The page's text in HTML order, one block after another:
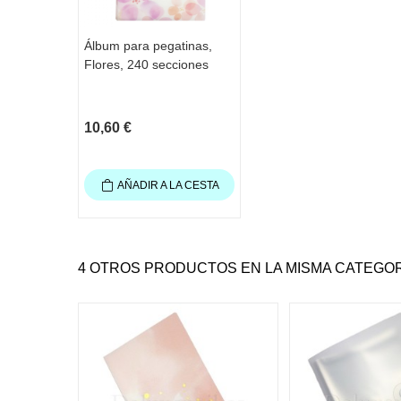
Álbum para pegatinas,
Flores, 240 secciones
10,60 €
AÑADIR A LA CESTA
4 OTROS PRODUCTOS EN LA MISMA